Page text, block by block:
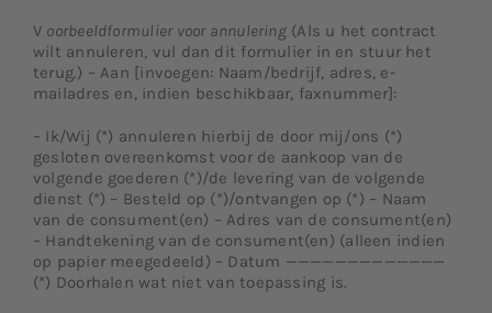
V oorbeeldformulier voor annulering(Als u het contract
wilt annuleren, vul dan dit formulier in en stuur het
terug.) – Aan [invoegen: Naam/bedrijf, adres, e-
mailadres en, indien beschikbaar, faxnummer]:
– Ik/Wij (*) annuleren hierbij de door mij/ons (*)
gesloten overeenkomst voor de aankoop van de
volgende goederen (*)/de levering van de volgende
dienst (*) – Besteld op (*)/ontvangen op (*) – Naam
van de consument(en) – Adres van de consument(en)
– Handtekening van de consument(en) (alleen indien
op papier meegedeeld) – Datum —————————————
(*) Doorhalen wat niet van toepassing is.